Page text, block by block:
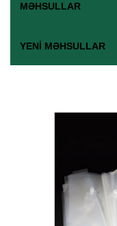
MƏHSULLAR
YENI MƏHSULLAR